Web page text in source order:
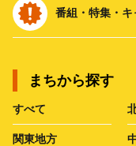
番組・特集・
まちから探す
すべて
関東地方